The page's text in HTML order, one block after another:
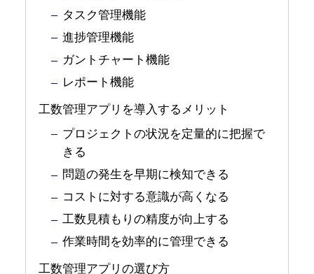
タスク管理機能
進捗管理機能
ガントチャート機能
レポート機能
工数管理アプリを導入するメリット
プロジェクトの状況を定量的に把握で
きる
問題の発生を早期に検知できる
コストに対する意識が高くなる
工数見積もりの精度が向上する
作業時間を効率的に管理できる
工数管理アプリの選び方